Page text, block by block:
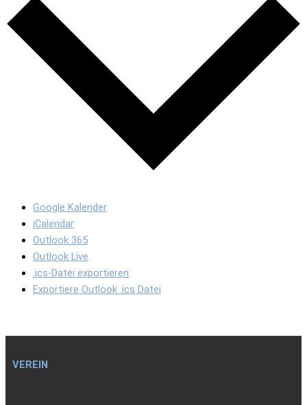
Google Kalender
iCalendar
Outlook 365
Outlook Live
.ics-Datei exportieren
Exportiere Outlook .ics Datei
VEREIN